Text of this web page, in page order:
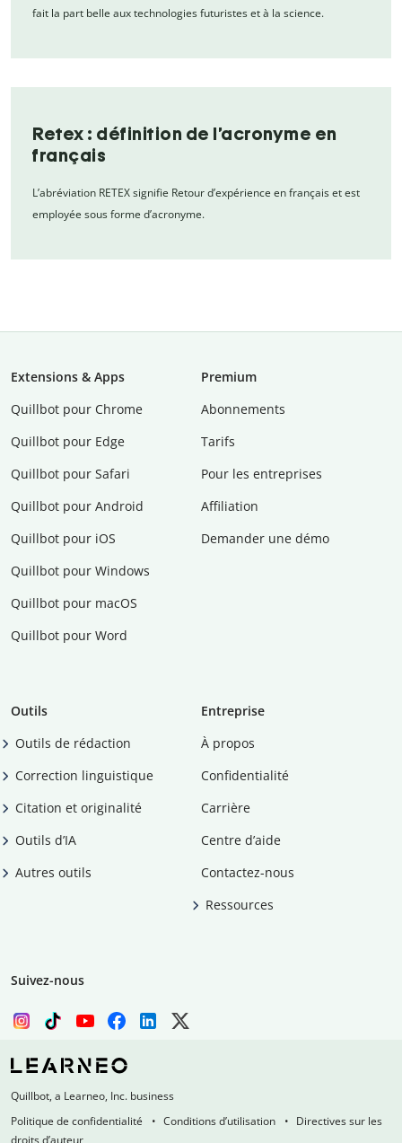
fait la part belle aux technologies futuristes et à la science.
Retex : définition de l’acronyme en
français
L’abréviation RETEX signifie Retour d’expérience en français et est
employée sous forme d’acronyme.
Extensions & Apps
Quillbot pour Chrome
Quillbot pour Edge
Quillbot pour Safari
Quillbot pour Android
Quillbot pour iOS
Quillbot pour Windows
Quillbot pour macOS
Quillbot pour Word
Premium
Abonnements
Tarifs
Pour les entreprises
Affiliation
Demander une démo
Outils
Outils de rédaction
Correction linguistique
Citation et originalité
Outils d’IA
Autres outils
Entreprise
À propos
Confidentialité
Carrière
Centre d’aide
Contactez-nous
Ressources
Suivez-nous
Quillbot, a Learneo, Inc. business
Politique de confidentialité
Conditions d’utilisation
Directives sur les
droits d’auteur